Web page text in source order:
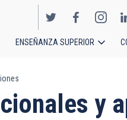
ENSEÑANZA SUPERIOR
y